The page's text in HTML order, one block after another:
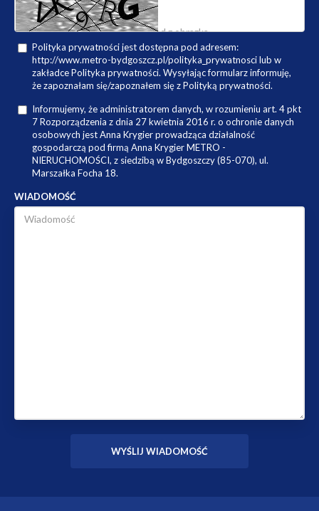
Polityka prywatności jest dostępna pod adresem:
http://www.metro-bydgoszcz.pl/polityka_prywatnosci lub w
zakładce Polityka prywatności. Wysyłając formularz informuję,
że zapoznałam się/zapoznałem się z Polityką prywatności.
Informujemy, że administratorem danych, w rozumieniu art. 4 pkt
7 Rozporządzenia z dnia 27 kwietnia 2016 r. o ochronie danych
osobowych jest Anna Krygier prowadząca działalność
gospodarczą pod firmą Anna Krygier METRO -
NIERUCHOMOŚCI, z siedzibą w Bydgoszczy (85-070), ul.
Marszałka Focha 18.
WIADOMOŚĆ